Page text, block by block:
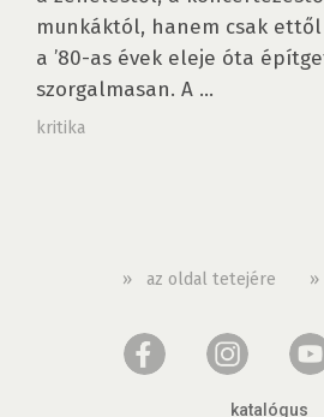
munkáktól, hanem csak
a ’80-as évek eleje óta
szorgalmasan. A ...
kritika
» az oldal tetejére »
katalógus